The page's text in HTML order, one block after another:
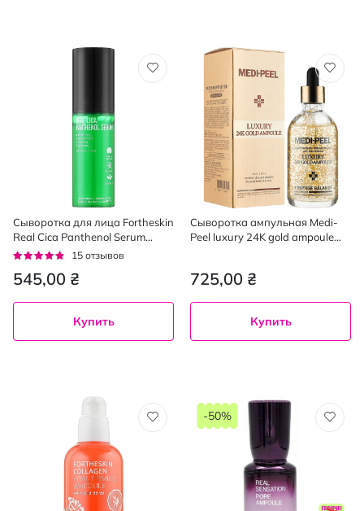
Сыворотка для лица Fortheskin
Real Cica Panthenol Serum
успокаивающая, 50 мл
Рейтинг:
15 отзывов
545,00 ₴
Купить
Сыворотка ампульная Medi-
Peel luxury 24K gold ampoule
725,00 ₴
Купить
-50%